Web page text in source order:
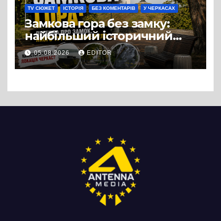
TV СЮЖЕТ ІСТОРІЯ БЕЗ КОМЕНТАРІВ У ЧЕРКАСАХ
Замкова гора без замку:
найбільший історичний
міф Черкас
05.08.2026 EDITOR